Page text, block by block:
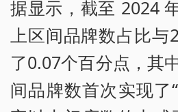
据显示，截至 2024
上区间品牌数占比
了0.07个百分点，其
间品牌数首次实现了